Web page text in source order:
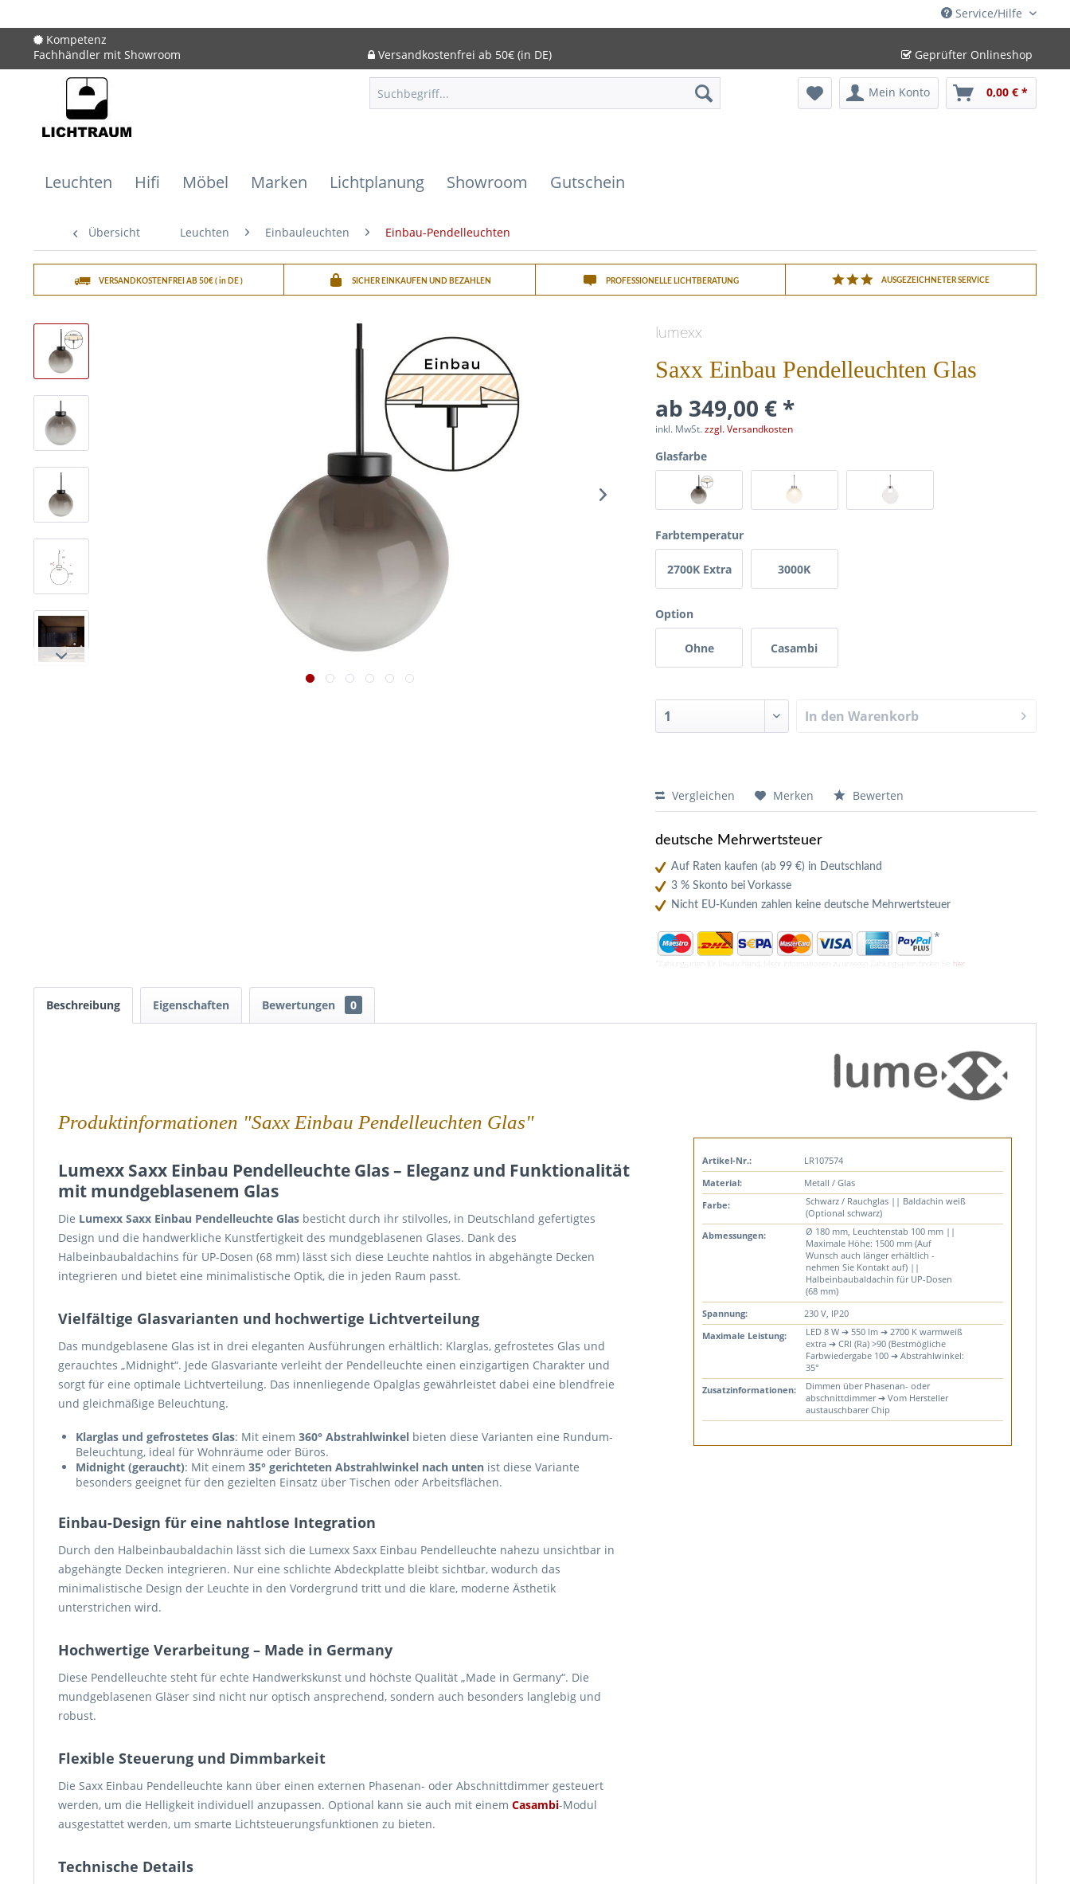
Service/Hilfe
Kompetenz
Fachhändler mit Showroom
Versandkostenfrei ab 50€ (in DE) Geprüfter Onlineshop
Mein Konto 0,00 € *
Leuchten Hifi Möbel Marken Lichtplanung Showroom Gutschein
Übersicht Leuchten Einbauleuchten Einbau-Pendelleuchten
VERSANDKOSTENFREI AB 50€ ( in DE ) SICHER EINKAUFEN UND BEZAHLEN PROFESSIONELLE LICHTBERATUNG AUSGEZEICHNETER SERVICE
lumexx
Saxx Einbau Pendelleuchten Glas
ab 349,00 € *
inkl. MwSt.zzgl. Versandkosten
Glasfarbe
Farbtemperatur
2700K Extra 3000K
Option
Ohne Casambi
In den Warenkorb
Vergleichen Merken Bewerten
deutsche Mehrwertsteuer
Auf Raten kaufen (ab 99 €) in Deutschland
3 % Skonto bei Vorkasse
Nicht EU-Kunden zahlen keine deutsche Mehrwertsteuer
*
*Zahlungsarten für Deutschland. Mehr Informationen zu unseren Zahlungsarten finden Sie hier
Beschreibung Eigenschaften Bewertungen 0
Produktinformationen "Saxx Einbau Pendelleuchten Glas"
Lumexx Saxx Einbau Pendelleuchte Glas – Eleganz und Funktionalität
mit mundgeblasenem Glas
Die Lumexx Saxx Einbau Pendelleuchte Glas besticht durch ihr stilvolles, in Deutschland gefertigtes
Design und die handwerkliche Kunstfertigkeit des mundgeblasenen Glases. Dank des
Halbeinbaubaldachins für UP-Dosen (68 mm) lässt sich diese Leuchte nahtlos in abgehängte Decken
integrieren und bietet eine minimalistische Optik, die in jeden Raum passt.
Vielfältige Glasvarianten und hochwertige Lichtverteilung
Das mundgeblasene Glas ist in drei eleganten Ausführungen erhältlich: Klarglas, gefrostetes Glas und
gerauchtes „Midnight“. Jede Glasvariante verleiht der Pendelleuchte einen einzigartigen Charakter und
sorgt für eine optimale Lichtverteilung. Das innenliegende Opalglas gewährleistet dabei eine blendfreie
und gleichmäßige Beleuchtung.
Klarglas und gefrostetes Glas: Mit einem 360° Abstrahlwinkel bieten diese Varianten eine Rundum-
Beleuchtung, ideal für Wohnräume oder Büros.
Midnight (geraucht): Mit einem 35° gerichteten Abstrahlwinkel nach unten ist diese Variante
besonders geeignet für den gezielten Einsatz über Tischen oder Arbeitsflächen.
Einbau-Design für eine nahtlose Integration
Durch den Halbeinbaubaldachin lässt sich die Lumexx Saxx Einbau Pendelleuchte nahezu unsichtbar in
abgehängte Decken integrieren. Nur eine schlichte Abdeckplatte bleibt sichtbar, wodurch das
minimalistische Design der Leuchte in den Vordergrund tritt und die klare, moderne Ästhetik
unterstrichen wird.
Hochwertige Verarbeitung – Made in Germany
Diese Pendelleuchte steht für echte Handwerkskunst und höchste Qualität „Made in Germany“. Die
mundgeblasenen Gläser sind nicht nur optisch ansprechend, sondern auch besonders langlebig und
robust.
Flexible Steuerung und Dimmbarkeit
Die Saxx Einbau Pendelleuchte kann über einen externen Phasenan- oder Abschnittdimmer gesteuert
werden, um die Helligkeit individuell anzupassen. Optional kann sie auch mit einem Casambi-Modul
ausgestattet werden, um smarte Lichtsteuerungsfunktionen zu bieten.
Technische Details
Artikel-Nr.:
LR107574
Material:
Metall / Glas
Farbe:
Schwarz / Rauchglas || Baldachin weiß
(Optional schwarz)
Abmessungen:
Ø 180 mm, Leuchtenstab 100 mm ||
Maximale Höhe: 1500 mm (Auf
Wunsch auch länger erhältlich -
nehmen Sie Kontakt auf) ||
Halbeinbaubaldachin für UP-Dosen
(68 mm)
Spannung:
230 V, IP20
Maximale Leistung:
LED 8 W ➔ 550 lm ➔ 2700 K warmweiß
extra ➔ CRI (Ra) >90 (Bestmögliche
Farbwiedergabe 100 ➔ Abstrahlwinkel:
35°
Zusatzinformationen:
Dimmen über Phasenan- oder
abschnittdimmer ➔ Vom Hersteller
austauschbarer Chip